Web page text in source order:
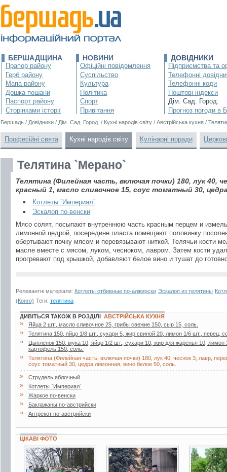
БЕРШАДЩИНА
Прапор району
Герб району
Мапа району
Дошка пошани
Паспорт району
Сторінками історії
НОВИНИ
Офіційні повідомлення
Суспільство
Культура
Політика
Спорт
Привітання
ДОВІДНИКИ
Підприємства та
Телефонні
Телефонні коди
Поштові індекси
Дім. Сад. Город.
Прогноз погоди в
Бершадь / Довідники / Дім. Сад. Город. / Кухні народів світу / Австрійська кухня /
Професійні свята Кухні народів світу Кулінарні поради
Телятина `Мерано`
Телятина (Филейная часть, включая почки) 180, лук 40,
красный 1, масло сливочное 15, соус томатный 30,
Котлеты `Империал`
Эскалоп по-венски
Мясо солят, посыпают внутреннюю часть красным перцем и
лимонной цедрой, посередине пласта помещают половинку
обертывают почку мясом и перевязывают ниткой. Телячьи кости
масле вместе с мясом, луком, чесноком, лавром. Затем кости
прогревают под крышкой, добавляют белое вино и тушат до
Релевантні матеріали: Котлеты отбивные по-алжирски Эскалоп из телятины
(Конго) Теги: телятина
ДИВІТЬСЯ ТАКОЖ В РОЗДІЛІ АВСТРІЙСЬКА КУХНЯ
» Яйца 2 шт., масло сливочное 25, грибы свежие 150, сыр 15, соль.
» Телятина 150, яйцо 1/8 шт., сухари 5, жир свиной 20, лимон 1/6 шт., перец,
»
Цыпленок 150, мука 10, яйцо 1/2 шт., сухари 10, жир для жаренья 10, лимон
картофель 150, соль.
»
Телятина (Филейная часть, включая почки) 180, лук 40, чеснок 3, лавр,
соус томатный 30, цедра лимонная, вино белое 50, соль.
» Струдель яблочный
» Котлеты `Империал`
» Жаркое по-венски
» Баклажаны по-австрийски
» Антрекот по-австрийски
ЦІКАВІ ФОТО
5 фото 3 фото 7 фото